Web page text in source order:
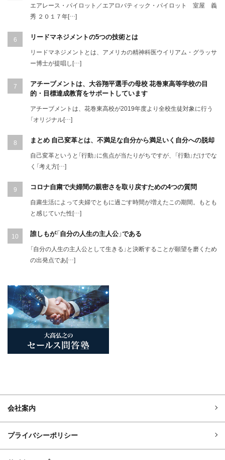
エアレース・パイロット／エアロバティック・パイロット 室屋 義
秀 ２０１７年[…]
リードマネジメントの5つの技術とは
リードマネジメントとは、アメリカの精神科医ウイリアム・グラッサ
ー博士が提唱し[…]
アチーブメントは、大谷翔平選手の母校 花巻東高等学校の目
的・目標達成教育をサポートしています
アチーブメントは、花巻東高校が2019年度より全校生徒対象に行う
「オリジナル[…]
まとめ 自己変革とは、不満足な自分から満足いく自分への脱却
自己変革というと「行動」に焦点が当たりがちですが、「行動」だけでな
く「考え方[…]
コロナ自粛で夫婦間の親密さを取り戻すための4つの質問
自粛生活によって夫婦でともに過ごす時間が増えたこの期間。もとも
と感じていた性[…]
誰しもが「自分の人生の主人公」である
「自分の人生の主人公として生きる」と決断することが願望を磨くため
の出発点であ[…]
会社案内
プライバシーポリシー